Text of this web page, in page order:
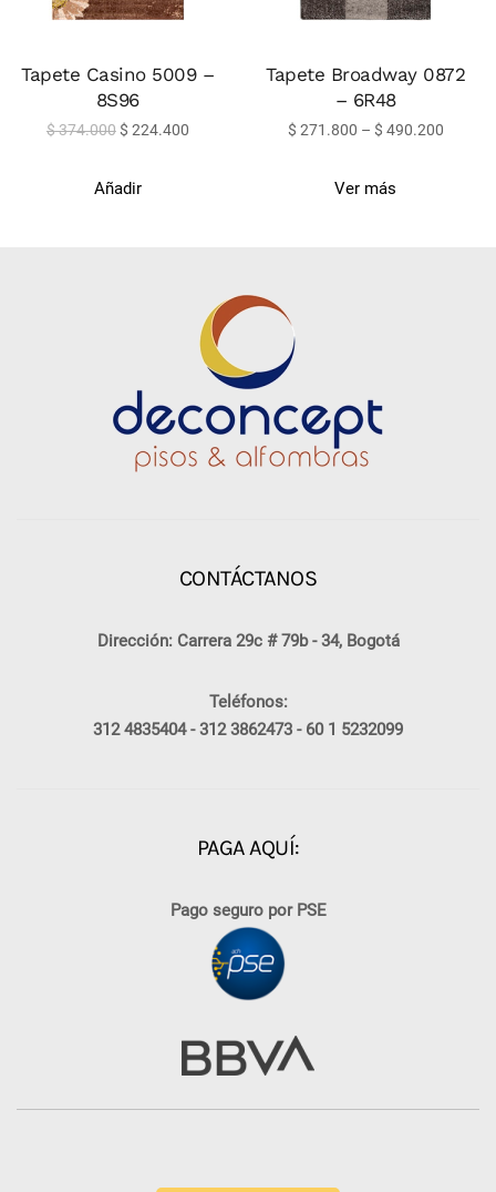
Tapete Casino 5009 –
8S96
$374.000$ 224.400
Añadir
Tapete Broadway 0872
– 6R48
$ 271.800 – $ 490.200
Ver más
CONTÁCTANOS
Dirección: Carrera 29c # 79b - 34, Bogotá
Teléfonos:
312 4835404 -312 3862473 - 60 1 5232099
PAGA AQUÍ:
Pago seguro por PSE